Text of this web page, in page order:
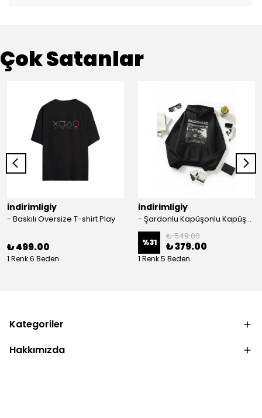
Çok Satanlar
indirimligiy
- Baskılı Oversize T-shirt Play
₺ 499.00
1 Renk 6 Beden
indirimligiy
- Şardonlu Kapüşonlu Kapüşonlu Kanguru Cep Oversize Lastik Paça Sweatshirt Takimi
%31
₺ 549.00
₺ 379.00
1 Renk 5 Beden
Kategoriler
Hakkımızda